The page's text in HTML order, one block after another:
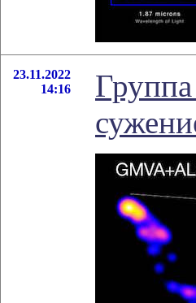
23.11.2022
14:16